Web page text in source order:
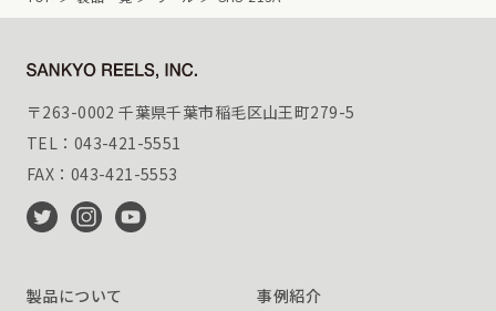
〒263-0002 千葉県千葉市稲毛区山王町279-5
TEL：043-421-5551
FAX：043-421-5553
製品について 事例紹介